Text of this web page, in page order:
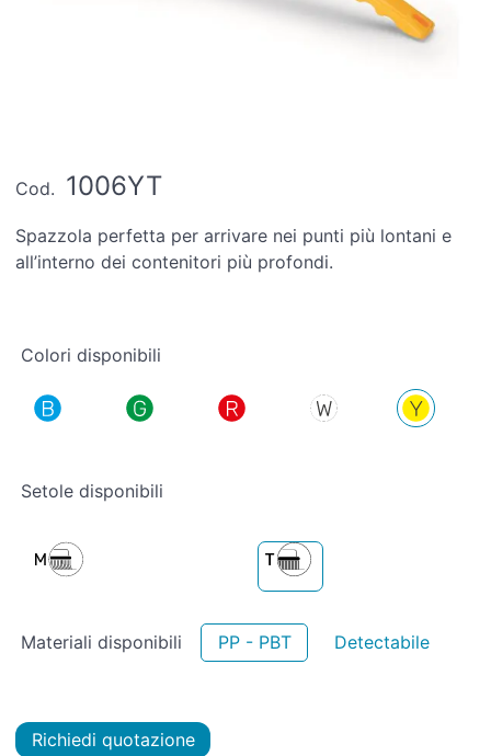
Cod. 1006YT
Spazzola perfetta per arrivare nei punti più lontani e
all’interno dei contenitori più profondi.
Colori disponibili
Setole disponibili
Materiali disponibili PP - PBT Detectabile
Richiedi quotazione